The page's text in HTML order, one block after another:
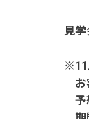
見
※11
お
予